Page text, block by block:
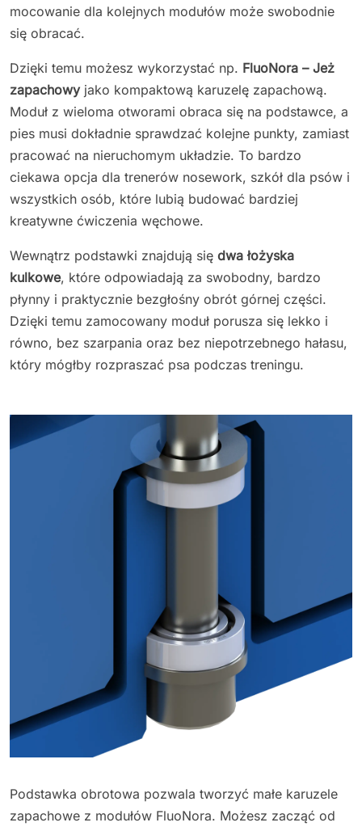
mocowanie dla kolejnych modułów może swobodnie
się obracać.
Dzięki temu możesz wykorzystać np. FluoNora – Jeż
zapachowy jako kompaktową karuzelę zapachową.
Moduł z wieloma otworami obraca się na podstawce, a
pies musi dokładnie sprawdzać kolejne punkty, zamiast
pracować na nieruchomym układzie. To bardzo
ciekawa opcja dla trenerów nosework, szkół dla psów i
wszystkich osób, które lubią budować bardziej
kreatywne ćwiczenia węchowe.
Wewnątrz podstawki znajdują się dwa łożyska
kulkowe, które odpowiadają za swobodny, bardzo
płynny i praktycznie bezgłośny obrót górnej części.
Dzięki temu zamocowany moduł porusza się lekko i
równo, bez szarpania oraz bez niepotrzebnego hałasu,
który mógłby rozpraszać psa podczas treningu.
Podstawka obrotowa pozwala tworzyć małe karuzele
zapachowe z modułów FluoNora. Możesz zacząć od